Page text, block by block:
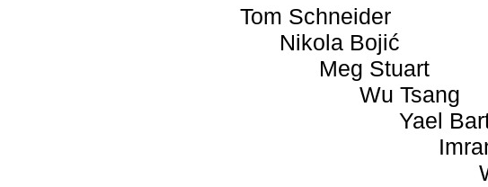
Tom Schneider
Nikola Bojić
Meg Stuart
Wu Tsang
Yael